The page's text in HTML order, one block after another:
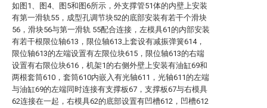
如图1、图4、图5和图6所示，外支撑管51体的内壁上安装
有第一滑轨55，成型孔调节块52的底部安装有若干个滑块
56，滑块56与第一滑轨 55配合连接，左模具61的内部安装
有若干根限位轴613，限位轴613上套设有减振弹簧614，
限位轴613的左端设置有左限位块615，限位轴613的右端
设置有右限位块616，机架1的右侧外壁上安装有油缸69和
两根套筒610，套筒610内嵌入有光轴611，光轴611的左端
与油缸69的左端同时连接有支撑板67，支撑板67与右模具
62连接在一起，右模具62的底部设置有凹槽612，凹槽612